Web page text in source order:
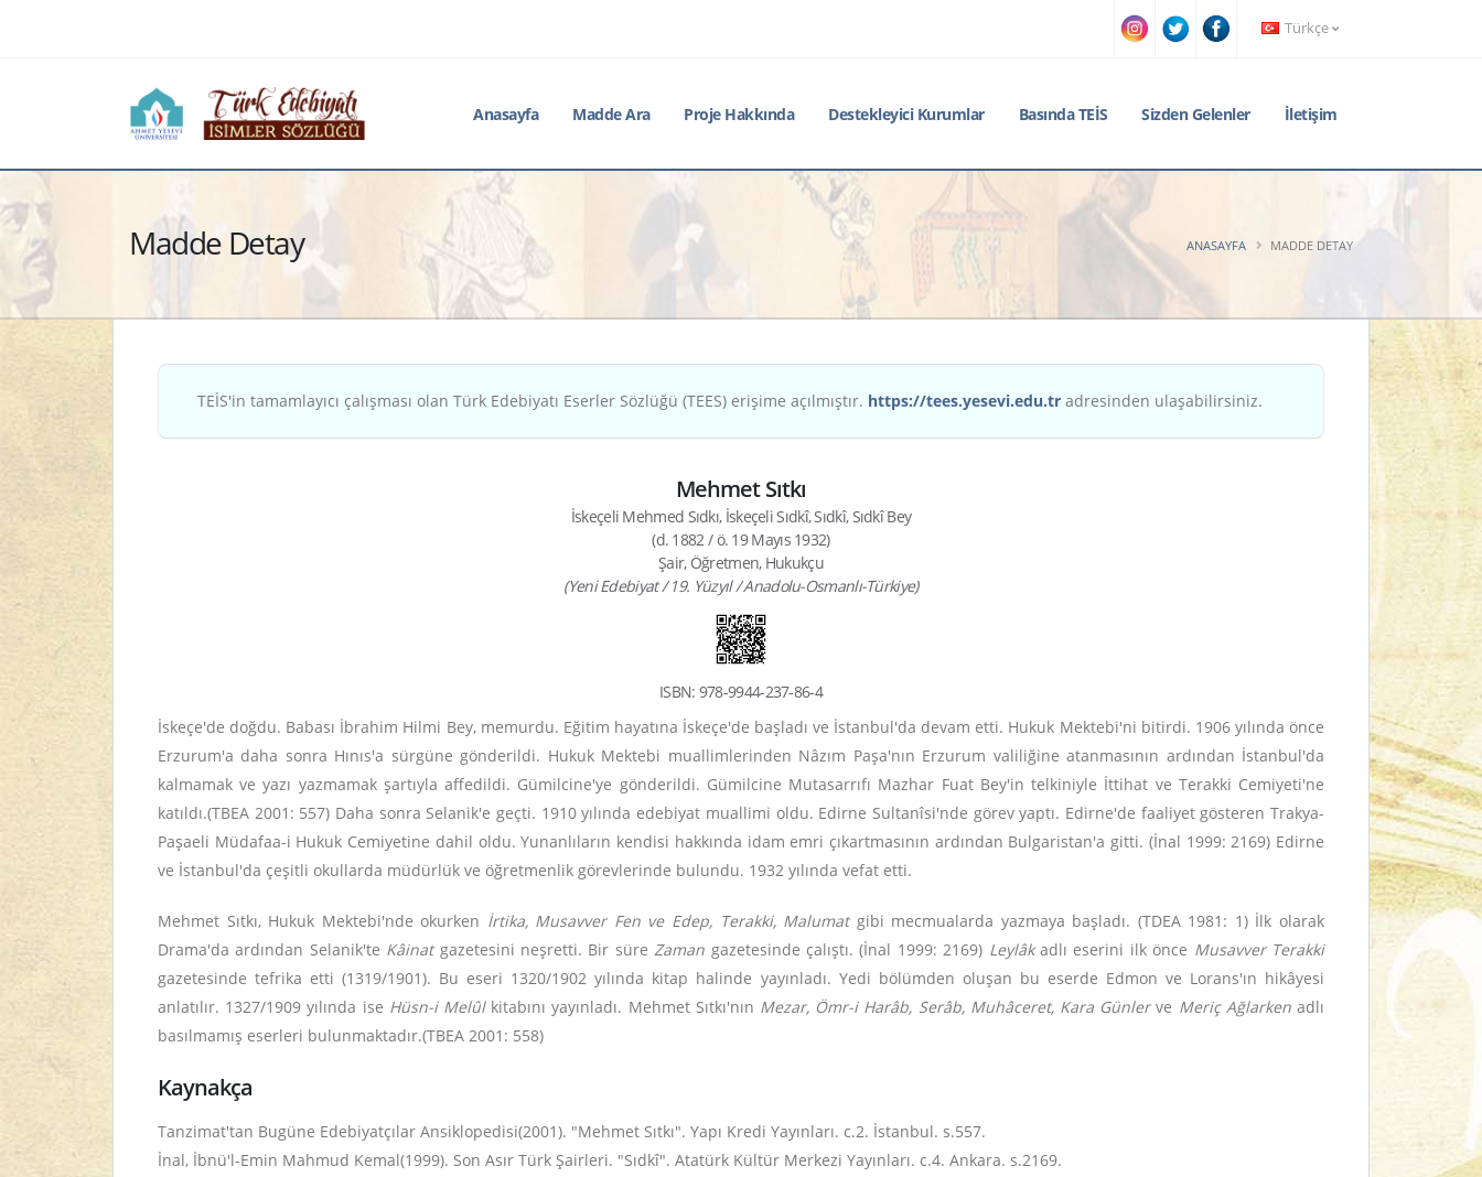
Türkçe
Anasayfa Madde Ara Proje Hakkında Destekleyici Kurumlar Basında TEİS Sizden Gelenler İletişim
Madde Detay ANASAYFA MADDE DETAY
TEİS'in tamamlayıcı çalışması olan Türk Edebiyatı Eserler Sözlüğü (TEES) erişime açılmıştır. https://tees.yesevi.edu.tr adresinden ulaşabilirsiniz.
Mehmet Sıtkı
İskeçeli Mehmed Sıdkı, İskeçeli Sıdkî, Sıdkî, Sıdkî Bey
(d. 1882 / ö. 19 Mayıs 1932)
Şair, Öğretmen, Hukukçu
(Yeni Edebiyat / 19. Yüzyıl / Anadolu-Osmanlı-Türkiye)
ISBN: 978-9944-237-86-4
İskeçe'de doğdu. Babası İbrahim Hilmi Bey, memurdu. Eğitim hayatına İskeçe'de başladı ve İstanbul'da devam etti. Hukuk Mektebi'ni bitirdi. 1906 yılında önce
Erzurum'a daha sonra Hınıs'a sürgüne gönderildi. Hukuk Mektebi muallimlerinden Nâzım Paşa'nın Erzurum valiliğine atanmasının ardından İstanbul'da
kalmamak ve yazı yazmamak şartıyla affedildi. Gümilcine'ye gönderildi. Gümilcine Mutasarrıfı Mazhar Fuat Bey'in telkiniyle İttihat ve Terakki Cemiyeti'ne
katıldı.(TBEA 2001: 557) Daha sonra Selanik'e geçti. 1910 yılında edebiyat muallimi oldu. Edirne Sultanîsi'nde görev yaptı. Edirne'de faaliyet gösteren Trakya-
Paşaeli Müdafaa-i Hukuk Cemiyetine dahil oldu. Yunanlıların kendisi hakkında idam emri çıkartmasının ardından Bulgaristan'a gitti. (İnal 1999: 2169) Edirne
ve İstanbul'da çeşitli okullarda müdürlük ve öğretmenlik görevlerinde bulundu. 1932 yılında vefat etti.
Mehmet Sıtkı, Hukuk Mektebi'nde okurken İrtika, Musavver Fen ve Edep, Terakki, Malumatgibi mecmualarda yazmaya başladı. (TDEA 1981: 1) İlk olarak
Drama'da ardından Selanik'te Kâinatgazetesini neşretti. Bir süreZaman gazetesinde çalıştı. (İnal 1999: 2169) Leylâkadlı eserini ilk önce Musavver Terakki
gazetesinde tefrika etti (1319/1901). Bu eseri 1320/1902 yılında kitap halinde yayınladı. Yedi bölümden oluşan bu eserde Edmon ve Lorans'ın hikâyesi
anlatılır. 1327/1909 yılında ise Hüsn-i Melûlkitabını yayınladı. Mehmet Sıtkı'nın Mezar, Ömr-i Harâb, Serâb, Muhâceret, Kara Günlerve Meriç Ağlarkenadlı
basılmamış eserleri bulunmaktadır.(TBEA 2001: 558)
Kaynakça
Tanzimat'tan Bugüne Edebiyatçılar Ansiklopedisi(2001). "Mehmet Sıtkı". Yapı Kredi Yayınları. c.2. İstanbul. s.557.
İnal, İbnü'l-Emin Mahmud Kemal(1999). Son Asır Türk Şairleri. "Sıdkî". Atatürk Kültür Merkezi Yayınları. c.4. Ankara. s.2169.